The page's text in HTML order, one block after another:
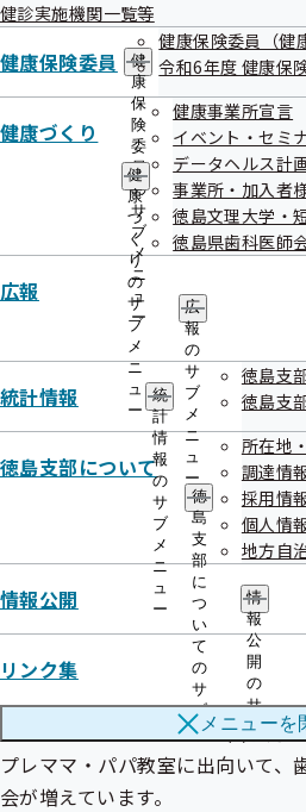
健診実施機関一覧等
健康保険委員
健
康
保
険
委
員
の
サ
ブ
メ
ニ
ュ
ー
健康保険委員（健
令和6年度 健康保
健康づくり
健
康
づ
く
り
の
サ
ブ
メ
ニ
ュ
ー
健康事業所宣言
イベント・セミ
データヘルス計
事業所・加入者
徳島文理大学・
徳島県歯科医師
広報
広
報
の
サ
ブ
メ
ニ
ュ
ー
統計情報
統
計
情
報
の
サ
ブ
メ
ニ
ュ
ー
徳島支
徳島支
徳島支部について
徳
島
支
部
に
つ
い
て
の
サ
ブ
メ
ニ
ュ
所在地
調達情
採用情
個人情
地方自
情報公開
情
報
公
開
の
サ
ブ
メ
ニ
リンク集
メニューを
歯科口腔保健の推進に関する法律
行されてから、全国の自治体にお
等が整備され、我々歯科医師も歯
にかかわることが期待されていま
「マイナス1歳からのむし歯予防
プレママ・パパ教室に出向いて、
会が増えています。